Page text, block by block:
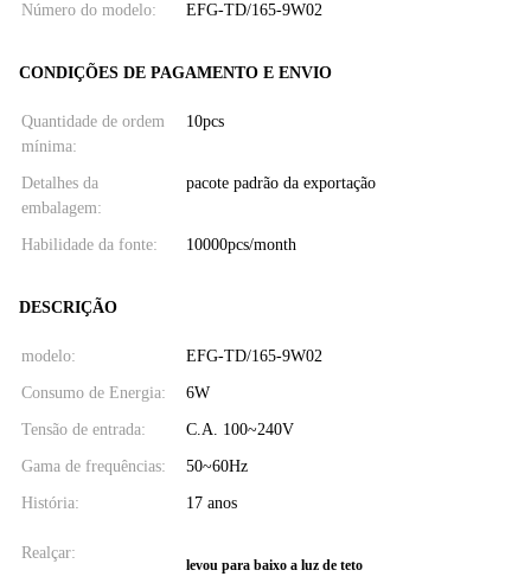
Número do modelo: EFG-TD/165-9W02
CONDIÇÕES DE PAGAMENTO E ENVIO
Quantidade de ordem
mínima:
10pcs
Detalhes da
embalagem:
pacote padrão da exportação
Habilidade da fonte: 10000pcs/month
DESCRIÇÃO
modelo: EFG-TD/165-9W02
Consumo de Energia: 6W
Tensão de entrada: C.A. 100~240V
Gama de frequências: 50~60Hz
História: 17 anos
Realçar:
levou para baixo a luz de teto